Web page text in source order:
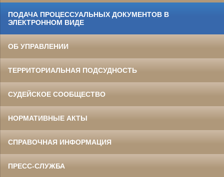
ПОДАЧА ПРОЦЕССУАЛЬНЫХ ДОКУМЕНТОВ В
ЭЛЕКТРОННОМ ВИДЕ
ОБ УПРАВЛЕНИИ
ТЕРРИТОРИАЛЬНАЯ ПОДСУДНОСТЬ
СУДЕЙСКОЕ СООБЩЕСТВО
НОРМАТИВНЫЕ АКТЫ
СПРАВОЧНАЯ ИНФОРМАЦИЯ
ПРЕСС-СЛУЖБА